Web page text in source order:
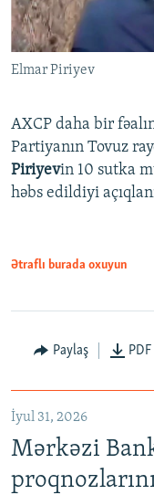
Elmar Piriyev
AXCP daha bir
Partiyanın Tovuz
Piriyevin 10 sutka
həbs edildiyi
Ətraflı burada oxuyun
Paylaş PDF
İyul 31, 2026
Mərkəzi